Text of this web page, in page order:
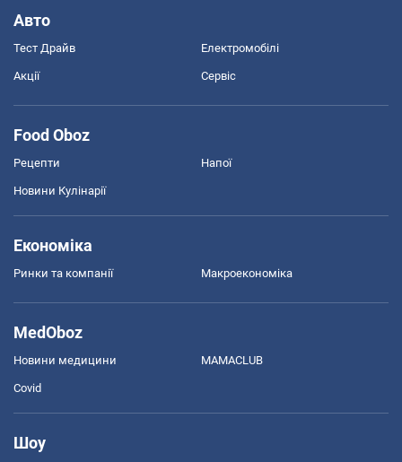
Авто
Тест Драйв Електромобілі
Акції Сервіс
Food Oboz
Рецепти Напої
Новини Кулінарії
Економіка
Ринки та компанії Макроекономіка
MedOboz
Новини медицини MAMACLUB
Covid
Шоу